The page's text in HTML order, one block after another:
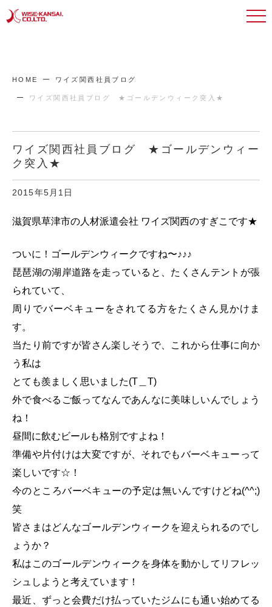
HOME ワイズ関西社員ブログ
ワイズ関西社員ブログ ★ゴールデンウィーク突入★
ワイズ関西社員ブログ ★ゴールデンウィー
ク突入★
2015年5月1日
滋賀県草津市の人材派遣会社 ワイズ関西のすぎこです★
ついに！ゴールデンウィークですね〜♪♪♪
琵琶湖の湖岸道路を走っていると、たくさんテントが張
られていて、
周りでバーベキューをされてる方をたくさん見かけま
す。
当たり前ですが皆さん楽しそうで、これから仕事に向か
う私は
とても羨ましく思いました(T＿T)
外で食べるご飯ってなんであんなに美味しいんでしょう
ね！
昼間に飲むビールも格別ですよね！
準備や片付けは大変ですが、それでもバーベキューって
楽しいです☆！
今のところバーベキューの予定は無いんですけどね(^^;)
笑
皆さまはどんなゴールデンウィークを迎えられるのでし
ょうか？
私はこのゴールデンウィークを身体を動かしてリフレッ
シュしようと考えています！
最近、ずっと会費だけ払っていたジムにも通い始めてる